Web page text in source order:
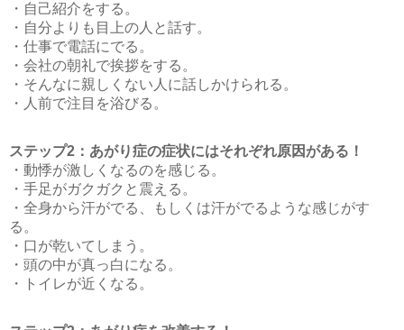
・自己紹介をする。
・自分よりも目上の人と話す。
・仕事で電話にでる。
・会社の朝礼で挨拶をする。
・そんなに親しくない人に話しかけられる。
・人前で注目を浴びる。
ステップ2：あがり症の症状にはそれぞれ原因がある！
・動悸が激しくなるのを感じる。
・手足がガクガクと震える。
・全身から汗がでる、もしくは汗がでるような感じがす
る。
・口が乾いてしまう。
・頭の中が真っ白になる。
・トイレが近くなる。